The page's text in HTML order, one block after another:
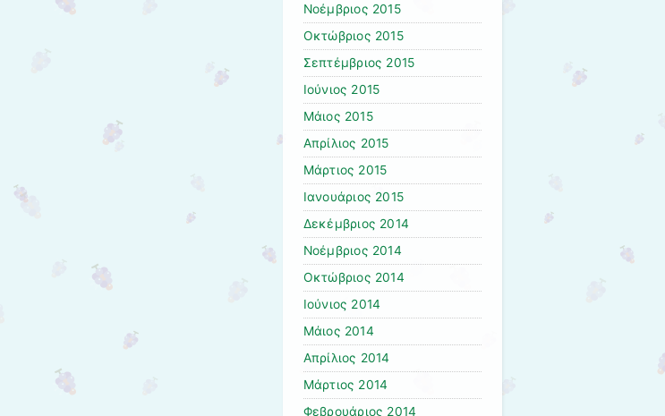
Νοέμβριος 2015
Οκτώβριος 2015
Σεπτέμβριος 2015
Ιούνιος 2015
Μάιος 2015
Απρίλιος 2015
Μάρτιος 2015
Ιανουάριος 2015
Δεκέμβριος 2014
Νοέμβριος 2014
Οκτώβριος 2014
Ιούνιος 2014
Μάιος 2014
Απρίλιος 2014
Μάρτιος 2014
Φεβρουάριος 2014